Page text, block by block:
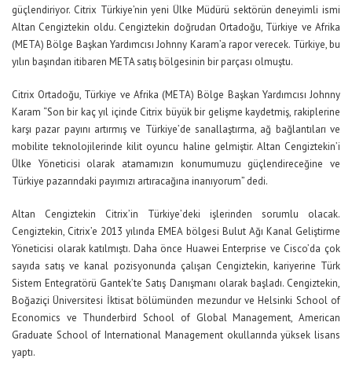
güçlendiriyor. Citrix Türkiye’nin yeni Ülke Müdürü sektörün deneyimli ismi
Altan Cengiztekin oldu. Cengiztekin doğrudan Ortadoğu, Türkiye ve Afrika
(META) Bölge Başkan Yardımcısı Johnny Karam’a rapor verecek. Türkiye, bu
yılın başından itibaren META satış bölgesinin bir parçası olmuştu.
Citrix Ortadoğu, Türkiye ve Afrika (META) Bölge Başkan Yardımcısı Johnny
Karam “Son bir kaç yıl içinde Citrix büyük bir gelişme kaydetmiş, rakiplerine
karşı pazar payını artırmış ve Türkiye’de sanallaştırma, ağ bağlantıları ve
mobilite teknolojilerinde kilit oyuncu haline gelmiştir. Altan Cengiztekin’i
Ülke Yöneticisi olarak atamamızın konumumuzu güçlendireceğine ve
Türkiye pazarındaki payımızı artıracağına inanıyorum” dedi.
Altan Cengiztekin Citrix’in Türkiye’deki işlerinden sorumlu olacak.
Cengiztekin, Citrix’e 2013 yılında EMEA bölgesi Bulut Ağı Kanal Geliştirme
Yöneticisi olarak katılmıştı. Daha önce Huawei Enterprise ve Cisco’da çok
sayıda satış ve kanal pozisyonunda çalışan Cengiztekin, kariyerine Türk
Sistem Entegratörü Gantek’te Satış Danışmanı olarak başladı. Cengiztekin,
Boğaziçi Üniversitesi İktisat bölümünden mezundur ve Helsinki School of
Economics ve Thunderbird School of Global Management, American
Graduate School of International Management okullarında yüksek lisans
yaptı.